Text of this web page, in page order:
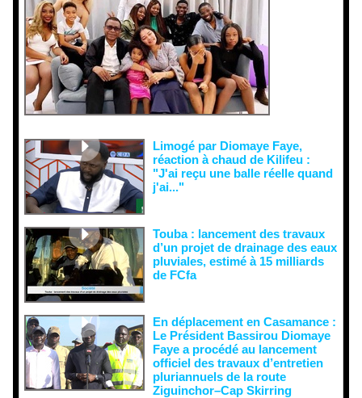
Limogé par Diomaye Faye,
réaction à chaud de Kilifeu :
"J'ai reçu une balle réelle quand
j'ai..."
Touba : lancement des travaux
d’un projet de drainage des eaux
pluviales, estimé à 15 milliards
de FCfa ‎
En déplacement en Casamance :
Le Président Bassirou Diomaye
Faye a procédé au lancement
officiel des travaux d’entretien
pluriannuels de la route
Ziguinchor–Cap Skirring